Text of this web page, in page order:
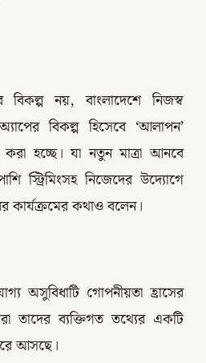
নয়, বাংলাদেশে নিজস্ব
বিকল্প হিসেবে ‘আলাপন’
করা হচ্ছে। যা নতুন মাত্রা আনবে
স্ট্রিমিংসহ নিজেদের উদ্যোগে
কার্যক্রমের কথাও বলেন।
অসুবিধাটি গোপনীয়তা হ্রাসের
তাদের ব্যক্তিগত তথ্যের একটি
আসছে।